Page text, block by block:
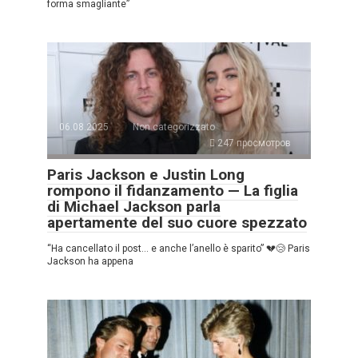
forma smagliante”
06.08.2025
Non categorizzato
247 просмотров
Paris Jackson e Justin Long
rompono il fidanzamento — La figlia
di Michael Jackson parla
apertamente del suo cuore spezzato
“Ha cancellato il post… e anche l’anello è sparito” 💔😢 Paris
Jackson ha appena